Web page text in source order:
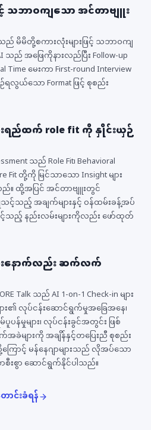
င့် သဘာဝကျသော အင်တာဗျူး
ည် မိမိတို့စကားလုံးများဖြင့် သဘာဝကျ
ည် အဖြေကိုနားလည်ပြီး Follow-up
Time မေးကာ First-round Interview
ရလွယ်သော Format ဖြင့် စုစည်း
းရည်ထက် role fit ကို နှိုင်းယှဉ်
သည် Role Fit၊ Behavioral
Fit တို့ကို မြင်သာသော Insight များ
သည်။ ထို့အပြင် အင်တာဗျူးတွင်
ည့် အချက်များနှင့် ဝန်ထမ်းခန့်အပ်
င့်သည့် နည်းလမ်းများကိုလည်း ဖော်ထုတ်
ြီးနောက်လည်း ဆက်လက်
Talk သည် AI 1-on-1 Check-in များ
၏ လုပ်ငန်းဆောင်ရွက်မှုအခြေအနေ၊
မ်ပူပန်မှုများ၊ လုပ်ငန်းခွင်အတွင်း ဖြစ်
ခဲများကို အချိန်နှင့်တပြေးညီ စုစည်း
ြောင့် မန်နေဂျာများသည် လိုအပ်သော
စီးစွာ ဆောင်ရွက်နိုင်ပါသည်။
င်းခံရန်